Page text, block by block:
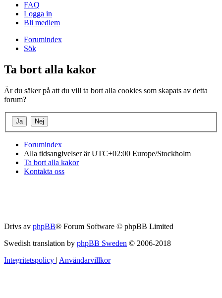
FAQ
Logga in
Bli medlem
Forumindex
Sök
Ta bort alla kakor
Är du säker på att du vill ta bort alla cookies som skapats av detta
forum?
Forumindex
Alla tidsangivelser är UTC+02:00 Europe/Stockholm
Ta bort alla kakor
Kontakta oss
Drivs av phpBB® Forum Software © phpBB Limited
Swedish translation by phpBB Sweden © 2006-2018
Integritetspolicy | Användarvillkor